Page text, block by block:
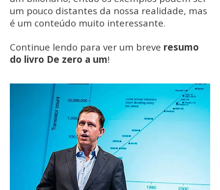
um pouco distantes da nossa realidade, mas
é um conteúdo muito interessante.
Continue lendo para ver um breve resumo
do livro De zero a um!